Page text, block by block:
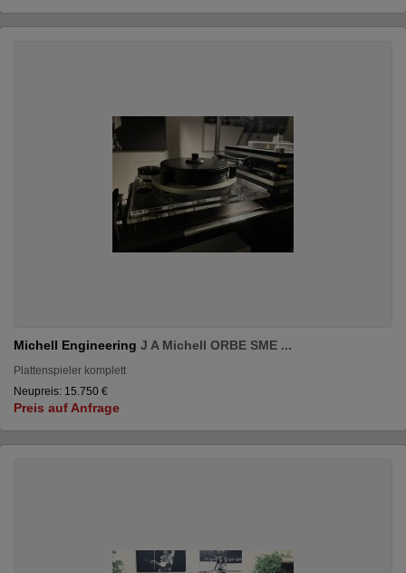
Michell Engineering J A Michell ORBE SME ...
Plattenspieler komplett
Neupreis: 15.750 €
Preis auf Anfrage